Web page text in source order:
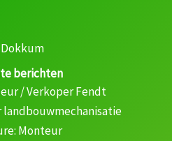
Dokkum
berichten
/ Verkoper Fendt
landbouwmechanisatie
Monteur